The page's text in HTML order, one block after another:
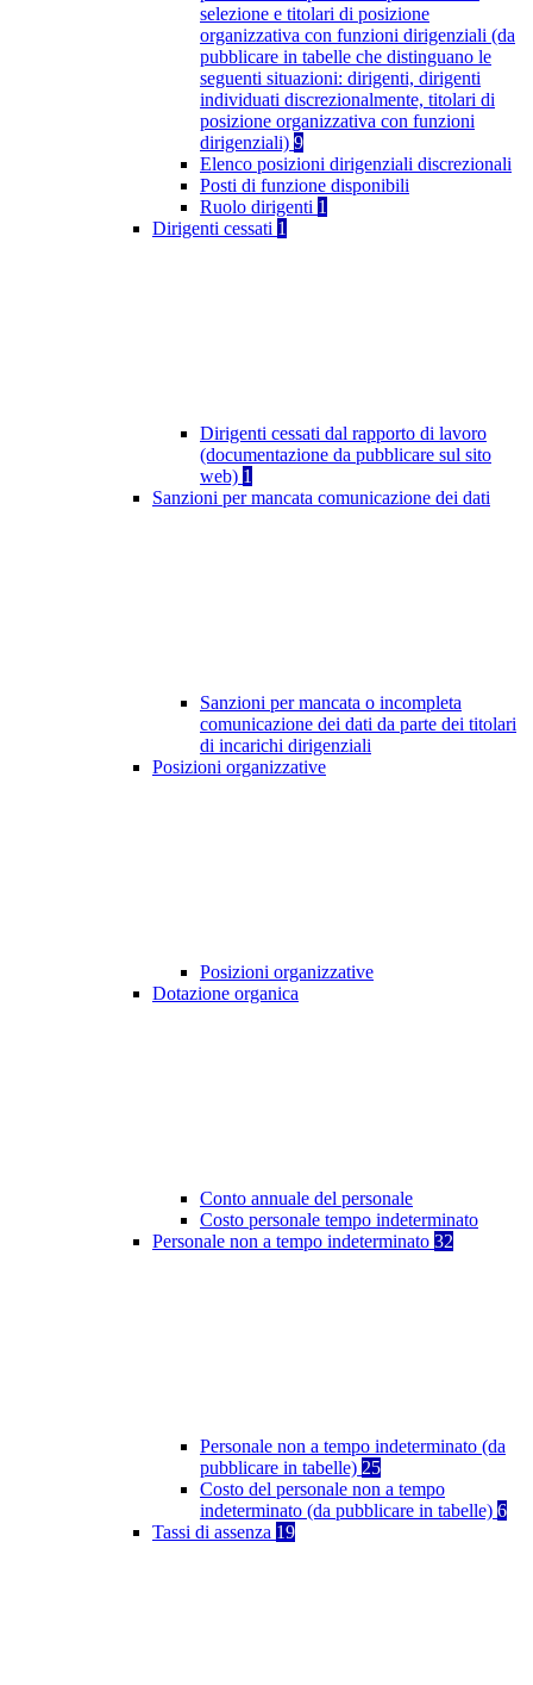
selezione e titolari di posizione
organizzativa con funzioni dirigenziali (da
pubblicare in tabelle che distinguano le
seguenti situazioni: dirigenti, dirigenti
individuati discrezionalmente, titolari di
posizione organizzativa con funzioni
dirigenziali) 9
Elenco posizioni dirigenziali discrezionali
Posti di funzione disponibili
Ruolo dirigenti 1
Dirigenti cessati 1
Dirigenti cessati dal rapporto di lavoro
(documentazione da pubblicare sul sito
web) 1
Sanzioni per mancata comunicazione dei dati
Sanzioni per mancata o incompleta
comunicazione dei dati da parte dei titolari
di incarichi dirigenziali
Posizioni organizzative
Posizioni organizzative
Dotazione organica
Conto annuale del personale
Costo personale tempo indeterminato
Personale non a tempo indeterminato 32
Personale non a tempo indeterminato (da
pubblicare in tabelle) 25
Costo del personale non a tempo
indeterminato (da pubblicare in tabelle) 6
Tassi di assenza 19